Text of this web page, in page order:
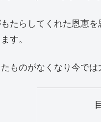
たらしてくれた恩恵
す。
ものがなくなり今では